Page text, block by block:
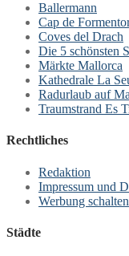
Ballermann
Cap de
Coves del Drach
Die 5 schönsten
Märkte Mallorca
Kathedrale La
Radurlaub auf
Traumstrand Es
Rechtliches
Redaktion
Impressum und
Werbung schalten
Städte